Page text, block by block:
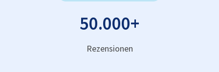
50.000+
Rezensionen